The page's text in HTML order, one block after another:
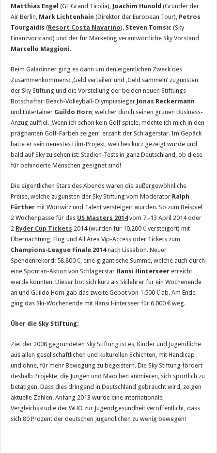
Matthias Engel (GF Grand Tirolia), Joachim Hunold (Gründer der
Air Berlin, Mark Lichtenhain (Direktor der European Tour), Petros
Tourgaidis (Resort Costa Navarino), Steven Tomsic (Sky
Finanzvorstand) und der für Marketing verantwortliche Sky Vorstand
Marcello Maggioni.
Beim Galadinner ging es dann um den eigentlichen Zweck des
Zusammenkommens: ‚Geld verteilen‘ und ‚Geld sammeln‘ zugunsten
der Sky Stiftung und die Vorstellung der beiden neuen Stiftungs-
Botschafter: Beach-Volleyball-Olympiasieger Jonas Reckermann
und Entertainer Guildo Horn, welcher durch seinen grünen Business-
Anzug auffiel. ‚Wenn ich schon kein Golf spiele, möchte ich mich in den
prägnanten Golf-Farben zeigen‘, erzählt der Schlagerstar. Im Gepäck
hatte er sein neuestes Film-Projekt, welches kurz gezeigt wurde und
bald auf Sky zu sehen ist: Stadien-Tests in ganz Deutschland, ob diese
für behinderte Menschen geeignet sind!
Die eigentlichen Stars des Abends waren die außergewöhnliche
Preise, welche zugunsten der Sky Stiftung vom Moderator Ralph
Fürther mit Wortwitz und Talent versteigert wurden. So zum Beispiel
2 Wochenpässe für das US Masters 2014vom 7.-13 April 2014 oder
2 Ryder Cup Tickets 2014 (wurden für 10.200 € versteigert) mit
Übernachtung, Flug und All Area Vip-Access oder Tickets zum
Champions-League Finale 2014nach Lissabon. Neuer
Spendenrekord: 58.800 €, eine gigantische Summe, welche auch durch
eine Spontan-Aktion von Schlagerstar Hansi Hinterseer erreicht
werde konnten. Dieser bot sich kurz als Skilehrer für ein Wochenende
an und Guildo Horn gab das zweite Gebot von 1.500 € ab. Am Ende
ging das Ski-Wochenende mit Hansi Hinterseer für 6.000 € weg.
Über die Sky Stiftung:
Ziel der 2008 gegründeten Sky Stiftung ist es, Kinder und Jugendliche
aus allen gesellschaftlichen und kulturellen Schichten, mit Handicap
und ohne, für mehr Bewegung zu begeistern. Die Sky Stiftung fördert
deshalb Projekte, die Jungen und Mädchen animieren, sich sportlich zu
betätigen. Dass dies dringend in Deutschland gebraucht wird, zeigen
aktuelle Zahlen. Anfang 2013 wurde eine internationale
Vergleichsstudie der WHO zur Jugendgesundheit veröffentlicht, dass
sich 80 Prozent der deutschen Jugendlichen zu wenig bewegen!